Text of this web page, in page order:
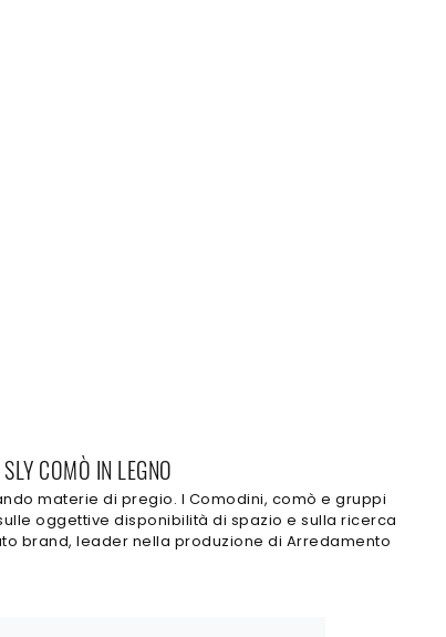
COMÒ IN LEGNO
materie di pregio. I Comodini, comò e gruppi
oggettive disponibilità di spazio e sulla ricerca
brand, leader nella produzione di Arredamento